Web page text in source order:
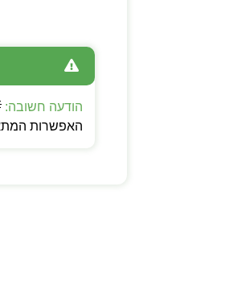
הודעה חשובה:
האפשרות